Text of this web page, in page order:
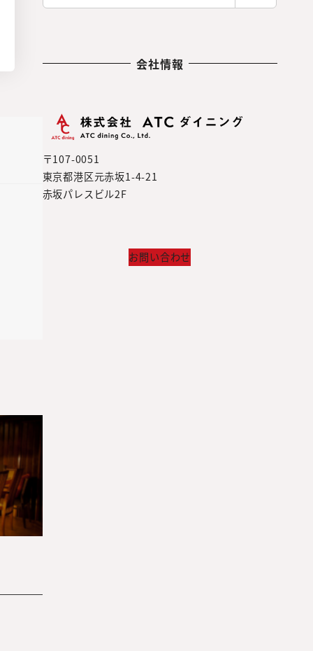
会社情報
〒107-0051
東京都港区元赤坂1-4-21
赤坂パレスビル2F
お問い合わせ